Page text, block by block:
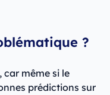
?
même si le
prédictions sur